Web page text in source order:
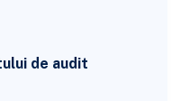
de audit